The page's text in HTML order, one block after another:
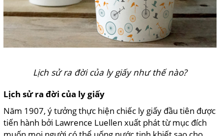
Lịch sử ra đời của ly giấy như thế nào?
Lịch sử ra đời của ly giấy
Năm 1907, ý tưởng thực hiện chiếc ly giấy đầu tiên được
tiến hành bởi Lawrence Luellen xuất phát từ mục đích